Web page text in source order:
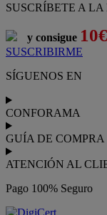
SUSCRÍBETE A LA
y consigue 10€
SUSCRIBIRME
SÍGUENOS EN
CONFORAMA
GUÍA DE COMPRA
ATENCIÓN AL
Pago 100% Seguro